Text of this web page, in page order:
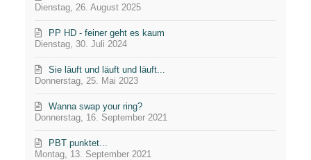
Dienstag, 26. August 2025
Dienstag, 30. Juli 2024
PP HD - feiner geht es kaum
Donnerstag, 25. Mai 2023
Sie läuft und läuft und läuft...
Donnerstag, 16. September 2021
Wanna swap your ring?
Montag, 13. September 2021
PBT punktet...